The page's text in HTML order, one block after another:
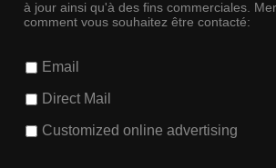
à jour ainsi qu'à des fins commerciales.
comment vous souhaitez être contacté:
Email
Direct Mail
Customized online advertising